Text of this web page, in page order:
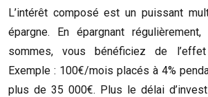
L’intérêt composé est un puissant
épargne. En épargnant
sommes, vous bénéficiez de
Exemple : 100€/mois placés à 4%
plus de 35 000€. Plus le délai